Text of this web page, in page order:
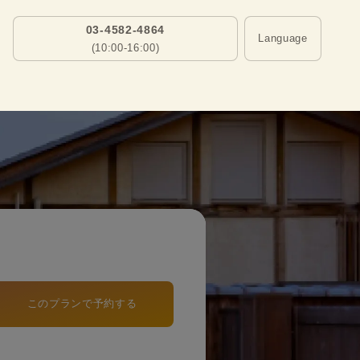
03-4582-4864
(10:00-16:00)
Language
このプランで予約する